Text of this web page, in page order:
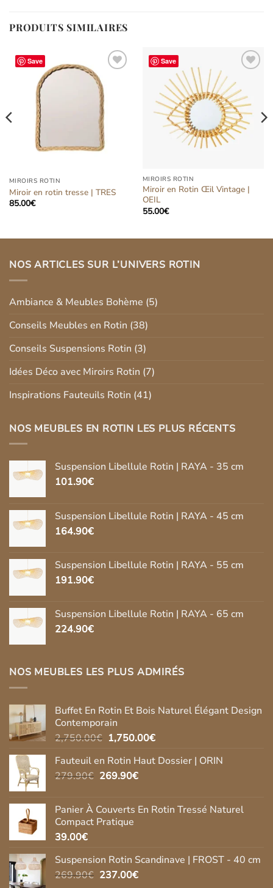
PRODUITS SIMILAIRES
Save
Ajouter
à la liste
d’envies
MIROIRS ROTIN
Miroir en rotin tresse | TRES
85.00€
Save
à la liste
d’envies
MIROIRS ROTIN
Miroir en Rotin Œil Vintage |
OEIL
55.00€
NOS ARTICLES SUR L’UNIVERS ROTIN
Ambiance & Meubles Bohème (5)
Conseils Meubles en Rotin (38)
Conseils Suspensions Rotin (3)
Idées Déco avec Miroirs Rotin (7)
Inspirations Fauteuils Rotin (41)
NOS MEUBLES EN ROTIN LES PLUS RÉCENTS
Suspension Libellule Rotin | RAYA - 35 cm
101.90€
Suspension Libellule Rotin | RAYA - 45 cm
164.90€
Suspension Libellule Rotin | RAYA - 55 cm
191.90€
Suspension Libellule Rotin | RAYA - 65 cm
224.90€
NOS MEUBLES LES PLUS ADMIRÉS
Buffet En Rotin Et Bois Naturel Élégant Design
Contemporain
2,750.00€ Le
initial
était :
1,750.00€Le
actuel
Fauteuil en Rotin Haut Dossier | ORIN
279.90€ Le
était :
279.90€.
269.90€Le
est :
Panier À Couverts En Rotin Tressé Naturel
Compact Pratique
39.00€
Suspension Rotin Scandinave | FROST - 40 cm
269.90€ Le
237.00€Le